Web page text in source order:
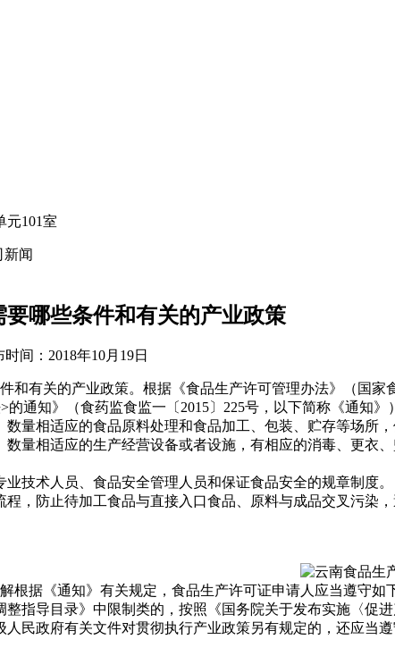
元101室
新闻
哪些条件和有关的产业政策
时间：2018年10月19日
和有关的产业政策。根据《食品生产许可管理办法》（国
通知》（食药监食监一〔2015〕225号，以下简称《通知》
量相适应的食品原料处理和食品加工、包装、贮存等场所
数量相适应的生产经营设备或者设施，有相应的消毒、更
技术人员、食品安全管理人员和保证食品安全的规章制度。
，防止待加工食品与直接入口食品、原料与成品交叉污染，
根据《通知》有关规定，食品生产许可证申请人应当遵守如
指导目录》中限制类的，按照《国务院关于发布实施〈促
民政府有关文件对贯彻执行产业政策另有规定的，还应当遵